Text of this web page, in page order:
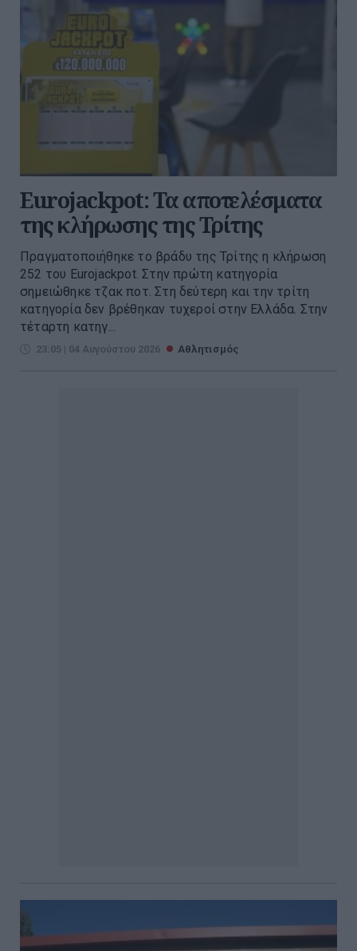
Eurojackpot: Τα αποτελέσματα
της κλήρωσης της Τρίτης
Πραγματοποιήθηκε το βράδυ της Τρίτης η κλήρωση
252 του Eurojackpot. Στην πρώτη κατηγορία
σημειώθηκε τζακ ποτ. Στη δεύτερη και την τρίτη
κατηγορία δεν βρέθηκαν τυχεροί στην Ελλάδα. Στην
τέταρτη κατηγ...
23:05 | 04 Αυγούστου 2026 Αθλητισμός